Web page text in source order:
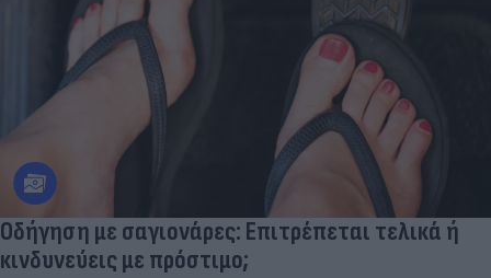
Οδήγηση με σαγιονάρες: Επιτρέπεται τελικά ή
κινδυνεύεις με πρόστιμο;